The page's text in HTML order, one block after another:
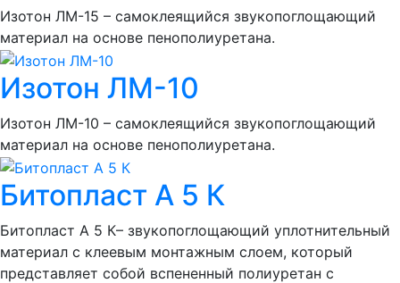
Изотон ЛМ-15 – самоклеящийся звукопоглощающий
материал на основе пенополиуретана.
Изотон ЛМ-10
Изотон ЛМ-10 – самоклеящийся звукопоглощающий
материал на основе пенополиуретана.
Битопласт А 5 К
Битопласт А 5 К– звукопоглощающий уплотнительный
материал с клеевым монтажным слоем, который
представляет собой вспененный полиуретан с